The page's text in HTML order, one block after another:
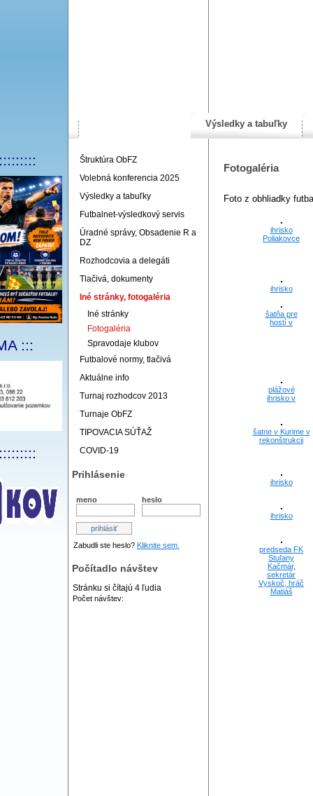
:::
Výsledky a tabuľky
Štruktúra ObFZ
Volebná konferencia 2025
Výsledky a tabuľky
Futbalnet-výsledkový servis
Úradné správy, Obsadenie R a
DZ
Rozhodcovia a delegáti
Tlačivá, dokumenty
Iné stránky, fotogaléria
Iné stránky
Fotogaléria
Spravodaje klubov
Futbalové normy, tlačivá
Aktuálne info
Turnaj rozhodcov 2013
Turnaje ObFZ
TIPOVACIA SÚŤAŽ
COVID-19
Prihlásenie
meno heslo
Zabudli ste heslo? Kliknite sem.
Počítadlo návštev
Stránku si čítajú 4ľudia
Počet návštev:
Fotogaléria
Foto z obhliadky
ihrisko
Poliakovce
ihrisko
šatňa pre
hostí v
plážové
ihrisko v
šatne v Kurime v
rekonštrukcii
ihrisko
ihrisko
predseda FK
Stuľany
Kačmár,
sekretár
Vyskoč, hráč
Matiáš